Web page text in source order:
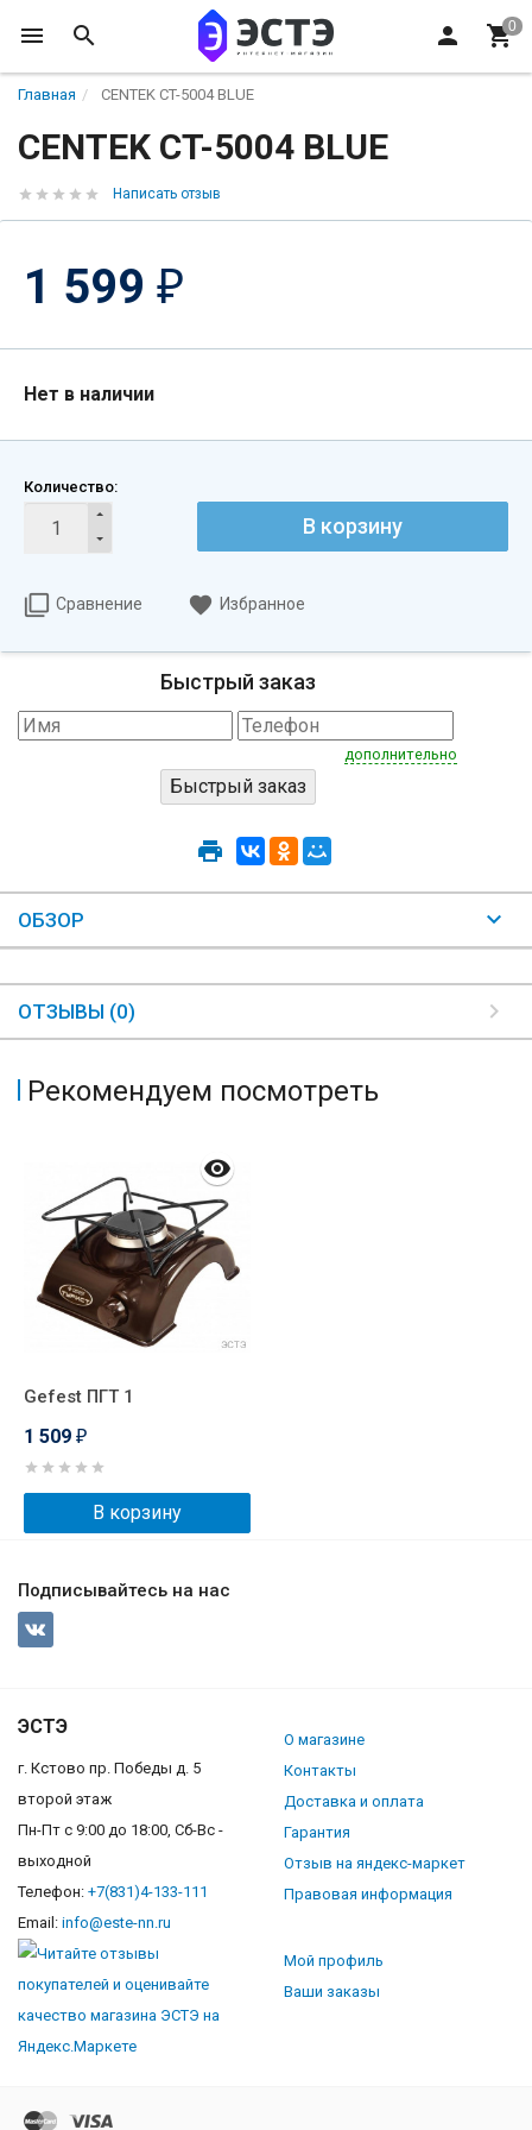
Главная CENTEK CT-5004 BLUE
CENTEK CT-5004 BLUE
Написать отзыв
1 599 ₽
Нет в наличии
Количество:
В корзину
Сравнение Избранное
Быстрый заказ
дополнительно
ОБЗОР
ОТЗЫВЫ (0)
Рекомендуем посмотреть
Gefest ПГТ 1
1 509 ₽
В корзину
Подписывайтесь на нас
ЭСТЭ
г. Кстово пр. Победы д. 5
второй этаж
Пн-Пт с 9:00 до 18:00, Сб-Вс -
выходной
Телефон: +7(831)4-133-111
Email: info@este-nn.ru
О магазине
Контакты
Доставка и оплата
Гарантия
Отзыв на яндекс-маркет
Правовая информация
Мой профиль
Ваши заказы